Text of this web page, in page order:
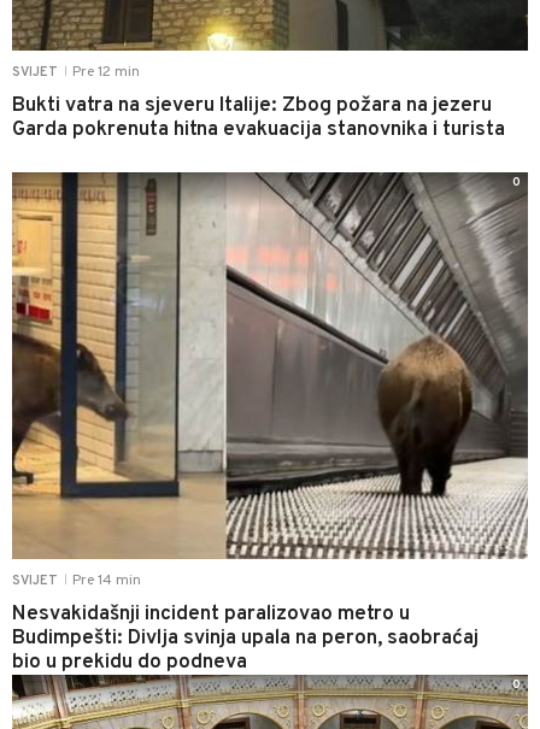
SVIJET Pre 12 min
Bukti vatra na sjeveru Italije: Zbog požara na jezeru
Garda pokrenuta hitna evakuacija stanovnika i turista
SVIJET Pre 14 min
Nesvakidašnji incident paralizovao metro u
Budimpešti: Divlja svinja upala na peron, saobraćaj
bio u prekidu do podneva
0
0